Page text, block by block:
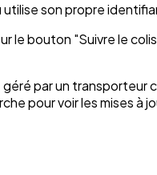
utilise son propre
le bouton "Suivre le
par un transporteur
pour voir les mises à